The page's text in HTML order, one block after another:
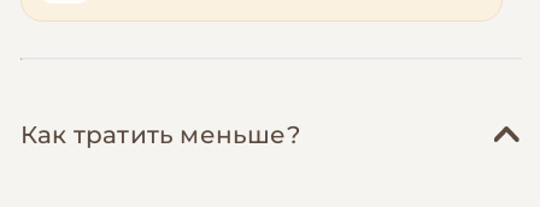
Как тратить меньше?